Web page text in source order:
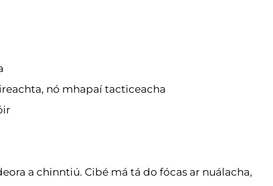
nó mhapaí tacticeacha
a chinntiú. Cibé má tá do fócas ar nuálacha,